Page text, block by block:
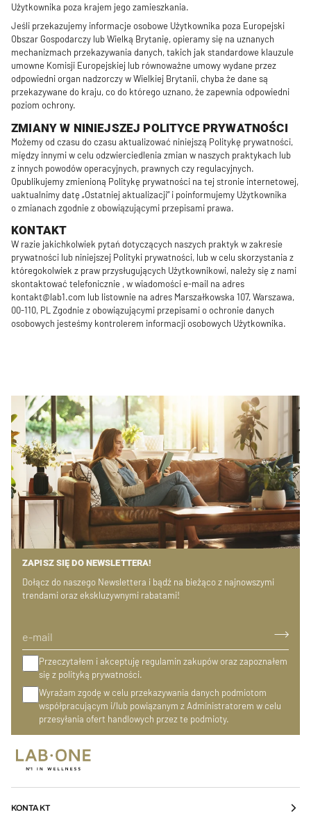
Użytkownika poza krajem jego zamieszkania.
Jeśli przekazujemy informacje osobowe Użytkownika poza Europejski
Obszar Gospodarczy lub Wielką Brytanię, opieramy się na uznanych
mechanizmach przekazywania danych, takich jak standardowe klauzule
umowne Komisji Europejskiej lub równoważne umowy wydane przez
odpowiedni organ nadzorczy w Wielkiej Brytanii, chyba że dane są
przekazywane do kraju, co do którego uznano, że zapewnia odpowiedni
poziom ochrony.
ZMIANY W NINIEJSZEJ POLITYCE PRYWATNOŚCI
Możemy od czasu do czasu aktualizować niniejszą Politykę prywatności,
między innymi w celu odzwierciedlenia zmian w naszych praktykach lub
z innych powodów operacyjnych, prawnych czy regulacyjnych.
Opublikujemy zmienioną Politykę prywatności na tej stronie internetowej,
uaktualnimy datę „Ostatniej aktualizacji” i poinformujemy Użytkownika
o zmianach zgodnie z obowiązującymi przepisami prawa.
KONTAKT
W razie jakichkolwiek pytań dotyczących naszych praktyk w zakresie
prywatności lub niniejszej Polityki prywatności, lub w celu skorzystania z
któregokolwiek z praw przysługujących Użytkownikowi, należy się z nami
skontaktować telefonicznie , w wiadomości e-mail na adres
kontakt@lab1.com lub listownie na adres Marszałkowska 107, Warszawa,
00-110, PL Zgodnie z obowiązującymi przepisami o ochronie danych
osobowych jesteśmy kontrolerem informacji osobowych Użytkownika.
ZAPISZ SIĘ DO NEWSLETTERA!
Dołącz do naszego Newslettera i bądź na bieżąco z najnowszymi
trendami oraz ekskluzywnymi rabatami!
Przeczytałem i akceptuję regulamin zakupów oraz zapoznałem
się z polityką prywatności.
Wyrażam zgodę w celu przekazywania danych podmiotom
współpracującym i/lub powiązanym z Administratorem w celu
przesyłania ofert handlowych przez te podmioty.
KONTAKT